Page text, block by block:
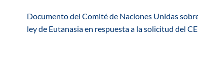
Documento del Comité de Naciones Unidas
ley de Eutanasia en respuesta a la solicitud del